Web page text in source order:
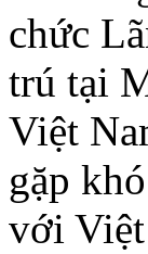
chức
trú tại
Việt
gặp
với